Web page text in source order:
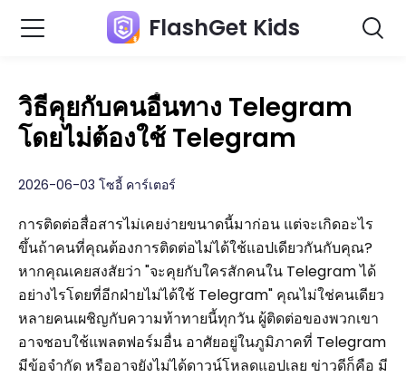
FlashGet Kids
วิธีคุยกับคนอื่นทาง Telegram
โดยไม่ต้องใช้ Telegram
2026-06-03 โซอี้ คาร์เตอร์
การติดต่อสื่อสารไม่เคยง่ายขนาดนี้มาก่อน แต่จะเกิดอะไร
ขึ้นถ้าคนที่คุณต้องการติดต่อไม่ได้ใช้แอปเดียวกันกับคุณ?
หากคุณเคยสงสัยว่า "จะคุยกับใครสักคนใน Telegram ได้
อย่างไรโดยที่อีกฝ่ายไม่ได้ใช้ Telegram" คุณไม่ใช่คนเดียว
หลายคนเผชิญกับความท้าทายนี้ทุกวัน ผู้ติดต่อของพวกเขา
อาจชอบใช้แพลตฟอร์มอื่น อาศัยอยู่ในภูมิภาคที่ Telegram
มีข้อจำกัด หรืออาจยังไม่ได้ดาวน์โหลดแอปเลย ข่าวดีก็คือ มี